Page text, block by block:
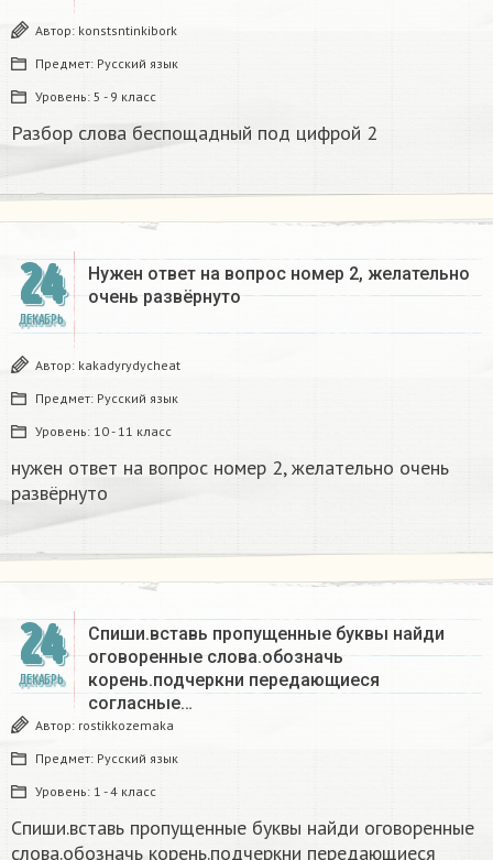
Автор: konstsntinkibork
Предмет: Русский язык
Уровень: 5 - 9 класс
Разбор слова беспощадный под цифрой 2
24
ДЕКАБРЬ
Нужен ответ на вопрос номер 2, желательно
очень развёрнуто
Автор: kakadyrydycheat
Предмет: Русский язык
Уровень: 10 - 11 класс
нужен ответ на вопрос номер 2, желательно очень
развёрнуто
24
ДЕКАБРЬ
Спиши.вставь пропущенные буквы найди
оговоренные слова.обозначь
корень.подчеркни передающиеся
согласные…
Автор: rostikkozemaka
Предмет: Русский язык
Уровень: 1 - 4 класс
Спиши.вставь пропущенные буквы найди оговоренные
слова.обозначь корень.подчеркни передающиеся